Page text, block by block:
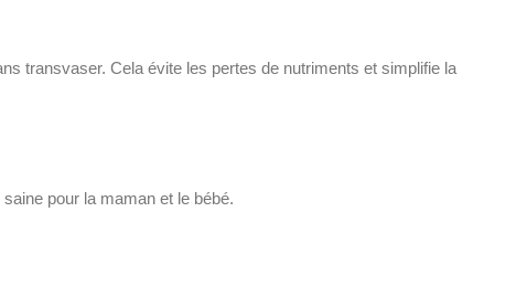
transvaser. Cela évite les pertes de nutriments et simplifie la
pour la maman et le bébé.